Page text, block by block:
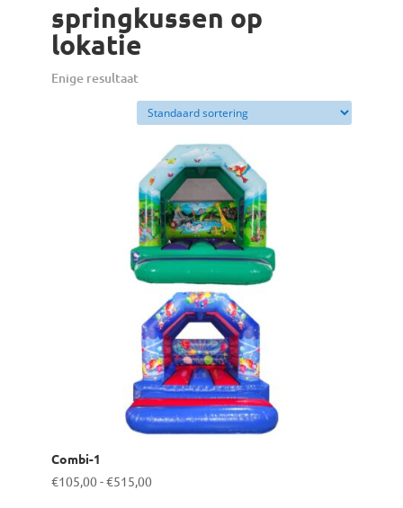
springkussen op
lokatie
Enige resultaat
Combi-1
€105,00-€515,00Prijsklasse: